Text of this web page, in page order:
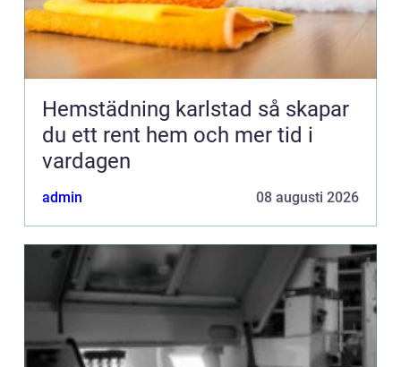
Hemstädning karlstad så skapar
du ett rent hem och mer tid i
vardagen
admin 08 augusti 2026